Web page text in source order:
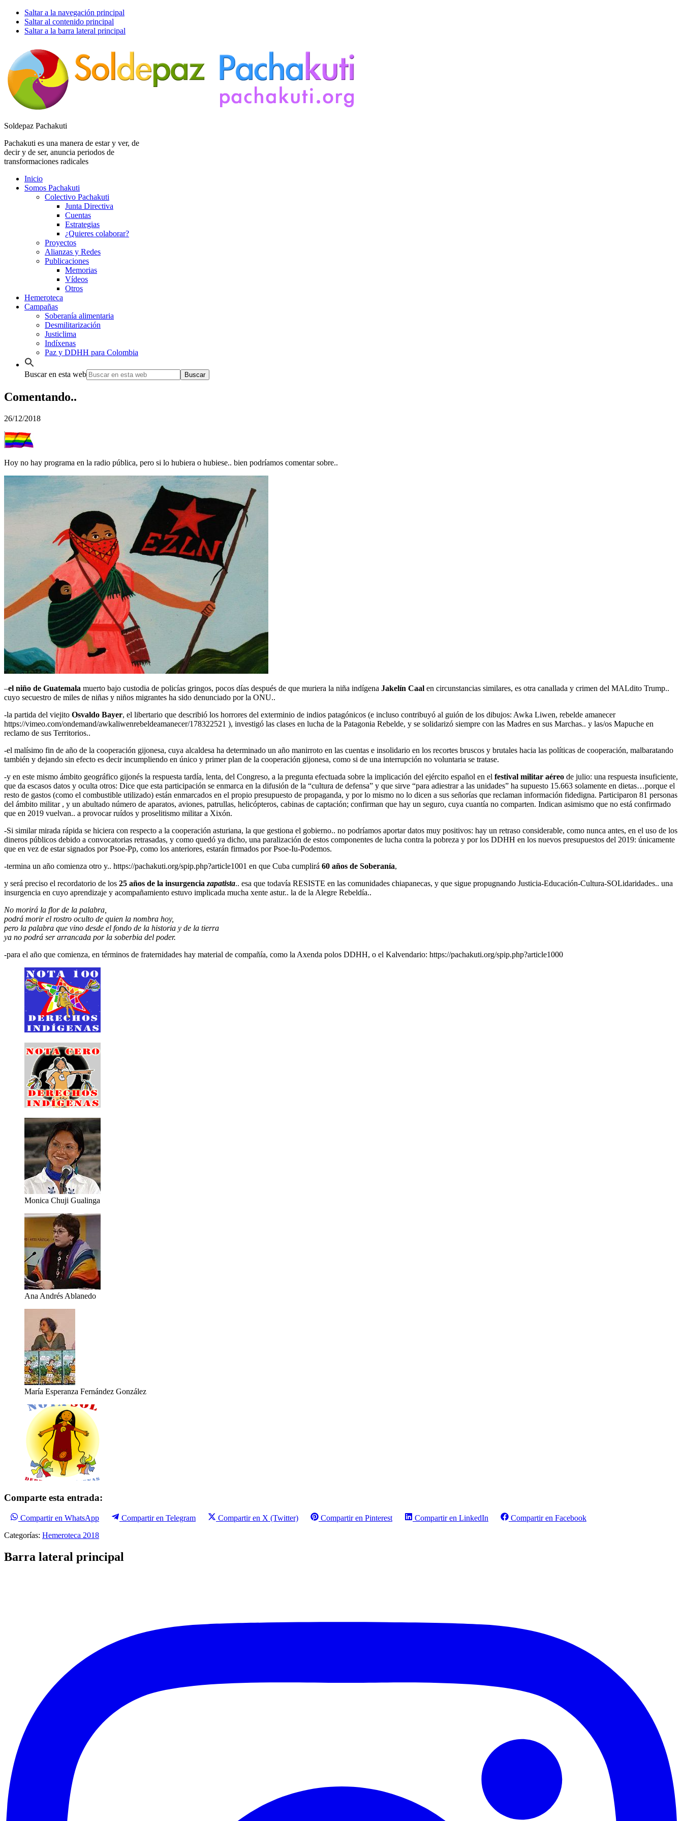
Saltar a la navegación principal
Saltar al contenido principal
Saltar a la barra lateral principal
Soldepaz Pachakuti
Pachakuti es una manera de estar y ver, de
decir y de ser, anuncia periodos de
transformaciones radicales
Inicio
Somos Pachakuti
Colectivo Pachakuti
Junta Directiva
Cuentas
Estrategias
¿Quieres colaborar?
Proyectos
Alianzas y Redes
Publicaciones
Memorias
Vídeos
Otros
Hemeroteca
Campañas
Soberanía alimentaria
Desmilitarización
Justiclima
Indíxenas
Paz y DDHH para Colombia
Buscar en esta web
Comentando..
26/12/2018
Hoy no hay programa en la radio pública, pero si lo hubiera o hubiese.. bien podríamos comentar sobre..
–el niño de Guatemala muerto bajo custodia de policías gringos, pocos días después de que muriera la niña indígena Jakelín Caal en circunstancias similares, es otra canallada y crimen del MALdito Trump..
cuyo secuestro de miles de niñas y niños migrantes ha sido denunciado por la ONU..
-la partida del viejito Osvaldo Bayer, el libertario que describió los horrores del exterminio de indios patagónicos (e incluso contribuyó al guión de los dibujos: Awka Liwen, rebelde amanecer
https://vimeo.com/ondemand/awkaliwenrebeldeamanecer/178322521 ), investigó las clases en lucha de la Patagonia Rebelde, y se solidarizó siempre con las Madres en sus Marchas.. y las/os Mapuche en
reclamo de sus Territorios..
-el malísimo fin de año de la cooperación gijonesa, cuya alcaldesa ha determinado un año manirroto en las cuentas e insolidario en los recortes bruscos y brutales hacia las políticas de cooperación, malbaratando
también y dejando sin efecto es decir incumpliendo en único y primer plan de la cooperación gijonesa, como si de una interrupción no voluntaria se tratase.
-y en este mismo ámbito geográfico gijonés la respuesta tardía, lenta, del Congreso, a la pregunta efectuada sobre la implicación del ejército español en el festival militar aéreo de julio: una respuesta insuficiente,
que da escasos datos y oculta otros: Dice que esta participación se enmarca en la difusión de la “cultura de defensa” y que sirve “para adiestrar a las unidades” ha supuesto 15.663 solamente en dietas…porque el
resto de gastos (como el combustible utilizado) están enmarcados en el propio presupuesto de propaganda, y por lo mismo no lo dicen a sus señorías que reclaman información fidedigna. Participaron 81 personas
del ámbito militar , y un abultado número de aparatos, aviones, patrullas, helicópteros, cabinas de captación; confirman que hay un seguro, cuya cuantía no comparten. Indican asimismo que no está confirmado
que en 2019 vuelvan.. a provocar ruídos y proselitismo militar a Xixón.
-Si similar mirada rápida se hiciera con respecto a la cooperación asturiana, la que gestiona el gobierno.. no podríamos aportar datos muy positivos: hay un retraso considerable, como nunca antes, en el uso de los
dineros públicos debido a convocatorias retrasadas, y como quedó ya dicho, una paralización de estos componentes de lucha contra la pobreza y por los DDHH en los nuevos presupuestos del 2019: únicamente
que en vez de estar signados por Psoe-Pp, como los anteriores, estarán firmados por Psoe-Iu-Podemos.
-termina un año comienza otro y.. https://pachakuti.org/spip.php?article1001 en que Cuba cumplirá 60 años de Soberanía,
y será preciso el recordatorio de los 25 años de la insurgencia zapatista.. esa que todavía RESISTE en las comunidades chiapanecas, y que sigue propugnando Justicia-Educación-Cultura-SOLidaridades.. una
insurgencia en cuyo aprendizaje y acompañamiento estuvo implicada mucha xente astur.. la de la Alegre Rebeldía..
No morirá la flor de la palabra,
podrá morir el rostro oculto de quien la nombra hoy,
pero la palabra que vino desde el fondo de la historia y de la tierra
ya no podrá ser arrancada por la soberbia del poder.
-para el año que comienza, en términos de fraternidades hay material de compañía, como la Axenda polos DDHH, o el Kalvendario: https://pachakuti.org/spip.php?article1000
Monica Chuji Gualinga
Ana Andrés Ablanedo
María Esperanza Fernández González
Comparte esta entrada:
Compartir en WhatsApp Compartir en Telegram Compartir en X (Twitter) Compartir en Pinterest Compartir en LinkedIn
Compartir en Facebook
Categorías: Hemeroteca 2018
Barra lateral principal